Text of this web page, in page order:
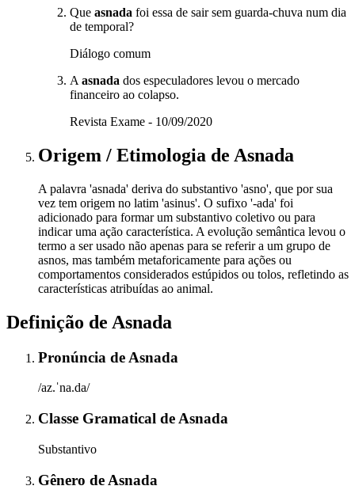
Que asnada foi essa de sair sem guarda-chuva num dia
de temporal?
Diálogo comum
A asnada dos especuladores levou o mercado
financeiro ao colapso.
Revista Exame - 10/09/2020
Origem / Etimologia de Asnada
A palavra 'asnada' deriva do substantivo 'asno', que por sua
vez tem origem no latim 'asinus'. O sufixo '-ada' foi
adicionado para formar um substantivo coletivo ou para
indicar uma ação característica. A evolução semântica levou o
termo a ser usado não apenas para se referir a um grupo de
asnos, mas também metaforicamente para ações ou
comportamentos considerados estúpidos ou tolos, refletindo as
características atribuídas ao animal.
Definição de Asnada
Pronúncia de Asnada
/az.ˈna.da/
Classe Gramatical de Asnada
Substantivo
Gênero de Asnada